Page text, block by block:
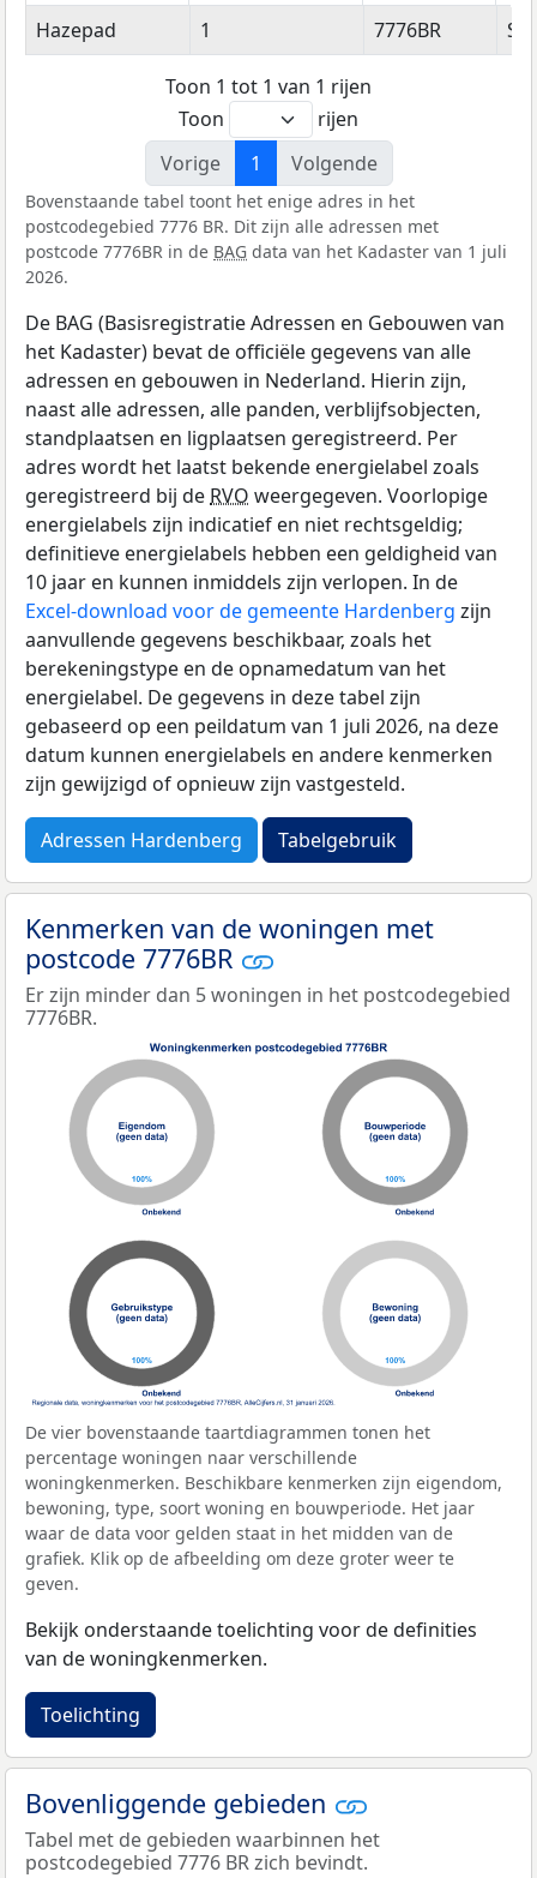
Straatnaam Huisnummer Postcode
Hazepad 1 7776BR
Toon 1 tot 1 van 1 rijen
Toon
rijen
Vorige
1 Volgende
Bovenstaande tabel toont het enige adres in het
postcodegebied 7776 BR. Dit zijn alle adressen met
postcode 7776BR in de BAG data van het Kadaster van 1 juli
2026.
De BAG (Basisregistratie Adressen en Gebouwen van
het Kadaster) bevat de officiële gegevens van alle
adressen en gebouwen in Nederland. Hierin zijn,
naast alle adressen, alle panden, verblijfsobjecten,
standplaatsen en ligplaatsen geregistreerd. Per
adres wordt het laatst bekende energielabel zoals
geregistreerd bij de RVO weergegeven. Voorlopige
energielabels zijn indicatief en niet rechtsgeldig;
definitieve energielabels hebben een geldigheid van
10 jaar en kunnen inmiddels zijn verlopen. In de
Excel-download voor de gemeente Hardenberg zijn
aanvullende gegevens beschikbaar, zoals het
berekeningstype en de opnamedatum van het
energielabel. De gegevens in deze tabel zijn
gebaseerd op een peildatum van 1 juli 2026, na deze
datum kunnen energielabels en andere kenmerken
zijn gewijzigd of opnieuw zijn vastgesteld.
Adressen Hardenberg Tabelgebruik
Kenmerken van de woningen met
postcode 7776BR
Er zijn minder dan 5 woningen in het postcodegebied
7776BR.
De vier bovenstaande taartdiagrammen tonen het
percentage woningen naar verschillende
woningkenmerken. Beschikbare kenmerken zijn eigendom,
bewoning, type, soort woning en bouwperiode. Het jaar
waar de data voor gelden staat in het midden van de
grafiek. Klik op de afbeelding om deze groter weer te
geven.
Bekijk onderstaande toelichting voor de definities
van de woningkenmerken.
Toelichting
Bovenliggende gebieden
Tabel met de gebieden waarbinnen het
postcodegebied 7776 BR zich bevindt.